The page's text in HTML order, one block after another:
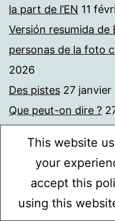
la part de l’EN 11
Versión resumida de
personas de la foto
2026
Des pistes 27 janvier
Que peut-on dire ?
janvier 2026
De la liberté
au ministre de
janvier 2026
This website
your
accept this
using this